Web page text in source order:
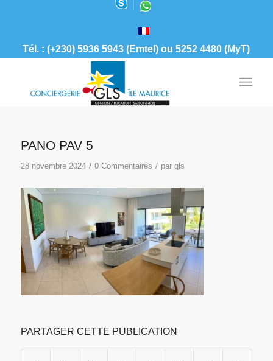
Tél. : (+230) 5936 5943 (Emtel) ou 5252 4480 (MyT)
PANO PAV 5
28 novembre 2024 / 0 Commentaires / par gls
PARTAGER CETTE PUBLICATION